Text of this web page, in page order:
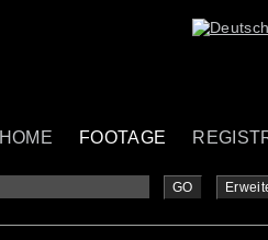
HOME FOOTAGE
GO